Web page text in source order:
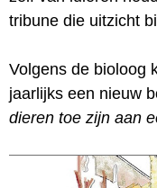
tribune die uitzicht
Volgens de bioloog
jaarlijks een nieuw
dieren toe zijn aan